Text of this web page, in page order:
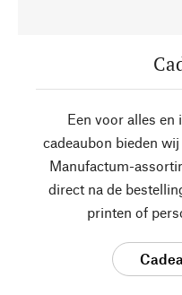
Een voor alles en
cadeaubon bieden
Manufactum-
direct na de
printen of